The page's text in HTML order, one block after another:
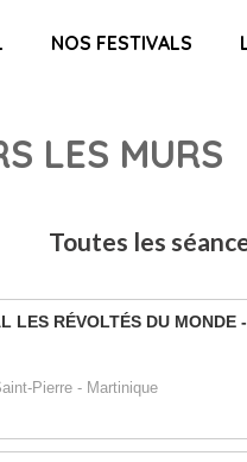
NOS FESTIVALS
LES MURS
Toutes les